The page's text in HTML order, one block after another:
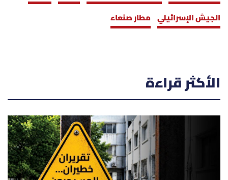
الجيش الإسرائيلي مطار صنعاء
الأكثر قراءة